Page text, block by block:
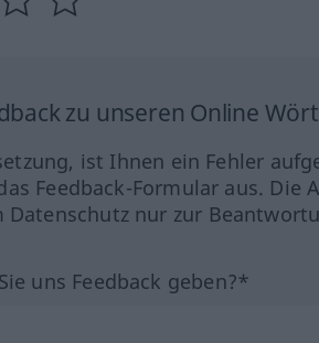
zu unseren Online
ist Ihnen ein Fehler
Feedback-Formular aus.
Datenschutz nur zur
uns Feedback geben?*